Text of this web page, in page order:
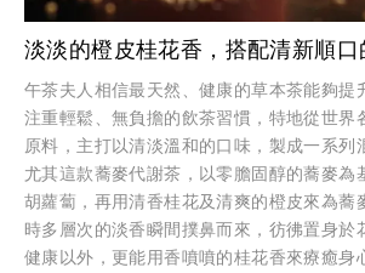
淡淡的橙皮桂花香，搭配清新順口
午茶夫人相信最天然、健康的草本茶能夠提
注重輕鬆、無負擔的飲茶習慣，特地從世界
原料，主打以清淡溫和的口味，製成一系列
尤其這款蕎麥代謝茶，以零膽固醇的蕎麥為
胡蘿蔔，再用清香桂花及清爽的橙皮來為蕎
時多層次的淡香瞬間撲鼻而來，彷彿置身於
健康以外，更能用香噴噴的桂花香來療癒身